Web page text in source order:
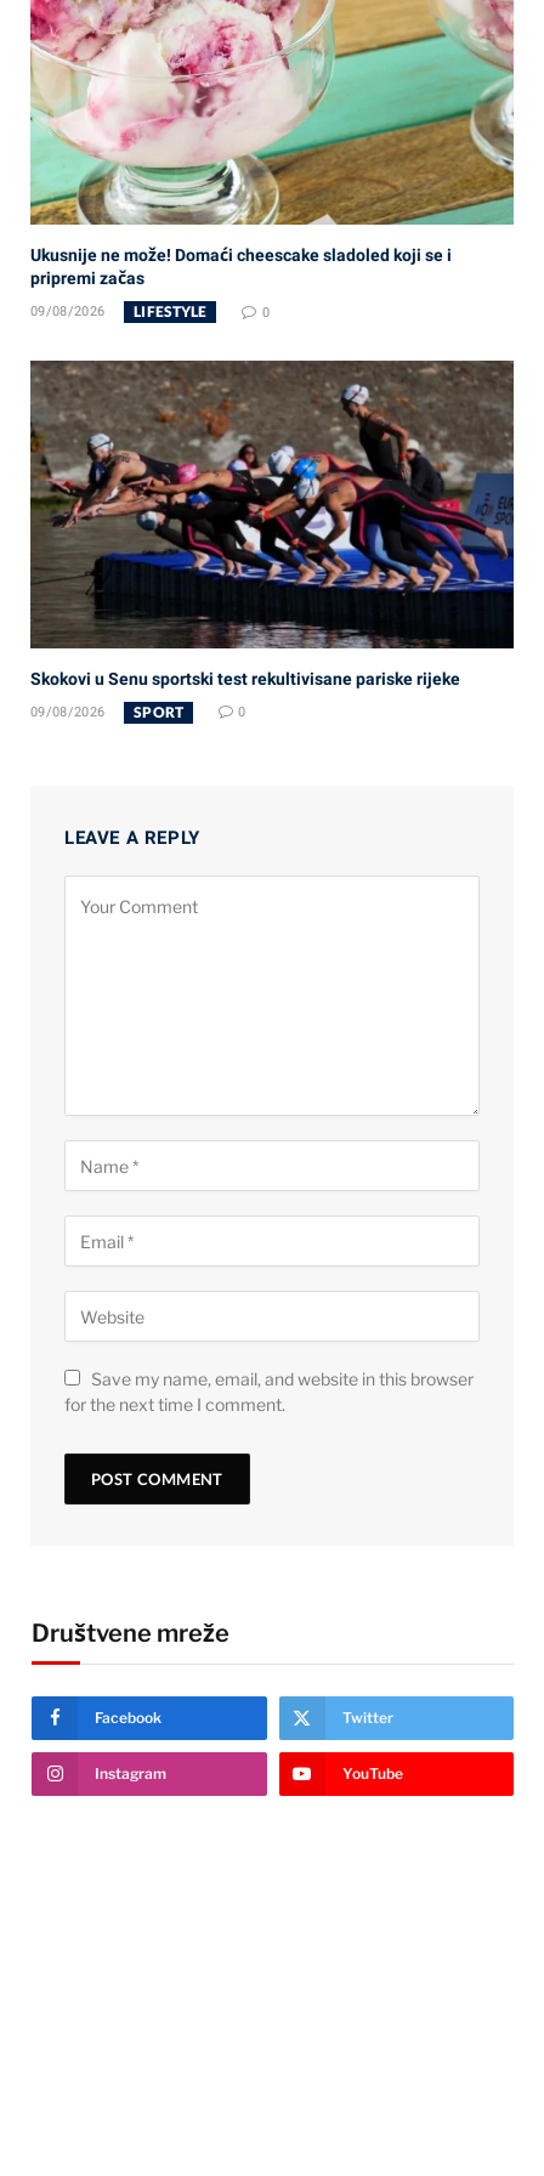
Ukusnije ne može! Domaći cheescake sladoled koji se i
pripremi začas
09/08/2026 LIFESTYLE 0
Skokovi u Senu sportski test rekultivisane pariske rijeke
09/08/2026 SPORT 0
LEAVE A REPLY
Save my name, email, and website in this browser
for the next time I comment.
Društvene mreže
Facebook Twitter
Instagram YouTube